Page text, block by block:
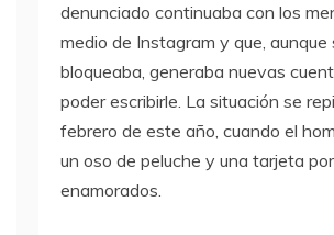
denunciado continuaba con los
medio de Instagram y que, aunque
bloqueaba, generaba nuevas
poder escribirle. La situación se
febrero de este año, cuando el
un oso de peluche y una tarjeta
enamorados.